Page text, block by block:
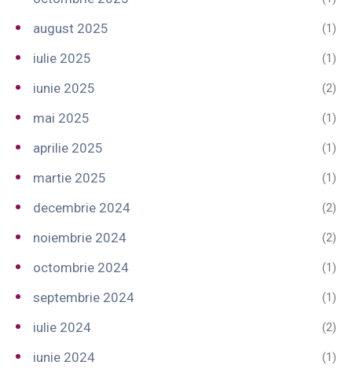
august 2025 (1)
iulie 2025 (1)
iunie 2025 (2)
mai 2025 (1)
aprilie 2025 (1)
martie 2025 (1)
decembrie 2024 (2)
noiembrie 2024 (2)
octombrie 2024 (1)
septembrie 2024 (1)
iulie 2024 (2)
iunie 2024 (1)